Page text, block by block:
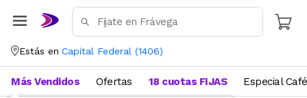
Estás en Capital Federal (1406)
Más Vendidos Ofertas 18 cuotas FIJAS Especial Café